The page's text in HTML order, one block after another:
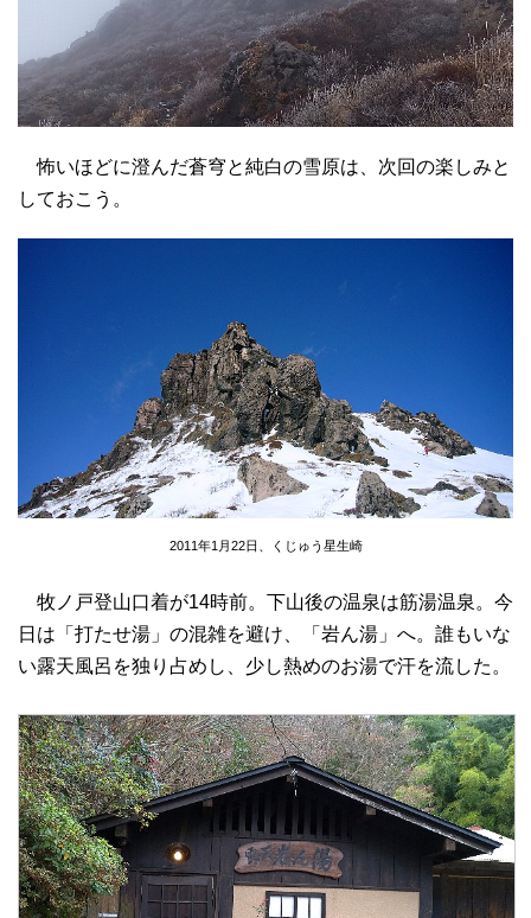
怖いほどに澄んだ蒼穹と純白の雪原は、次回の楽しみと
しておこう。
2011年1月22日、くじゅう星生崎
牧ノ戸登山口着が14時前。下山後の温泉は筋湯温泉。今
日は「打たせ湯」の混雑を避け、「岩ん湯」へ。誰もいな
い露天風呂を独り占めし、少し熱めのお湯で汗を流した。